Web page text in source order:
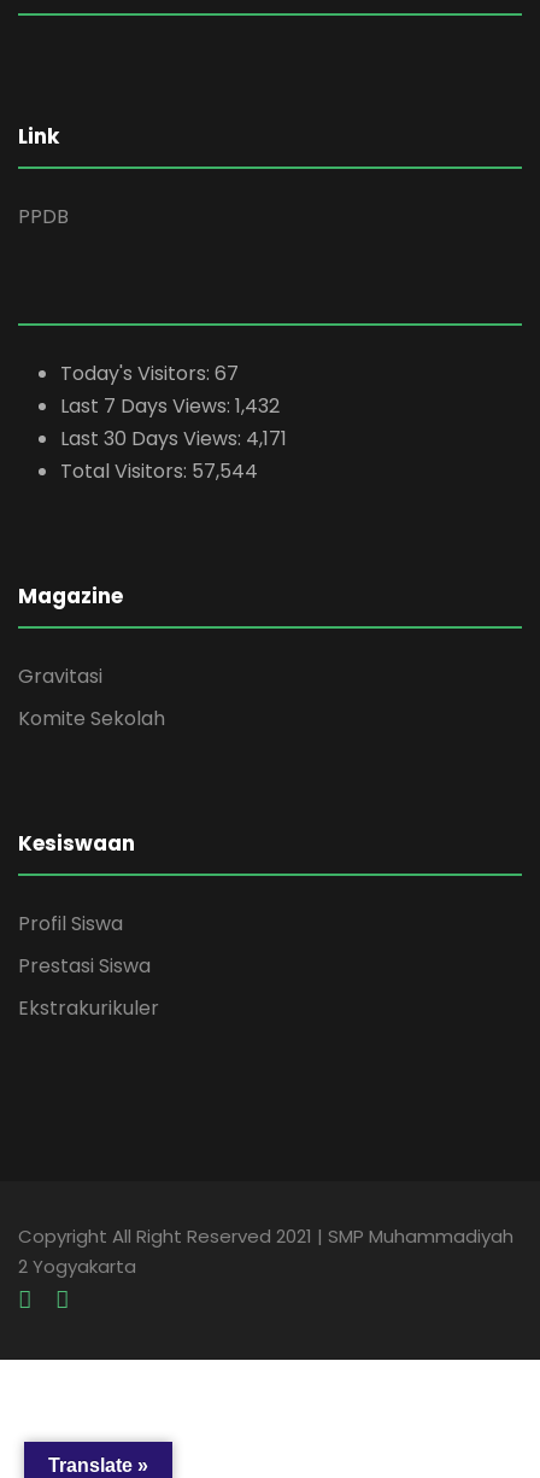
Link
PPDB
Today's Visitors: 67
Last 7 Days Views: 1,432
Last 30 Days Views: 4,171
Total Visitors: 57,544
Magazine
Gravitasi
Komite Sekolah
Kesiswaan
Profil Siswa
Prestasi Siswa
Ekstrakurikuler
Copyright All Right Reserved 2021 | SMP Muhammadiyah
2 Yogyakarta
Translate »